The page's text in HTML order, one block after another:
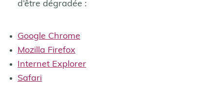
d’être dégradée :
Google Chrome
Mozilla Firefox
Internet Explorer
Safari